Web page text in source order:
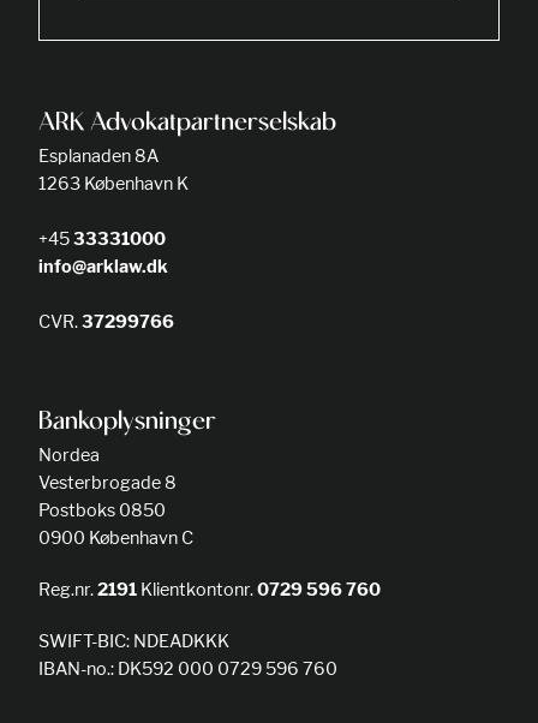
ARK Advokatpartnerselskab
Esplanaden 8A
1263 København K
+4533331000
info@arklaw.dk
CVR.37299766
Bankoplysninger
Nordea
Vesterbrogade 8
Postboks 0850
0900 København C
Reg.nr.2191 Klientkontonr.0729 596 760
SWIFT-BIC: NDEADKKK
IBAN-no.: DK592 000 0729 596 760